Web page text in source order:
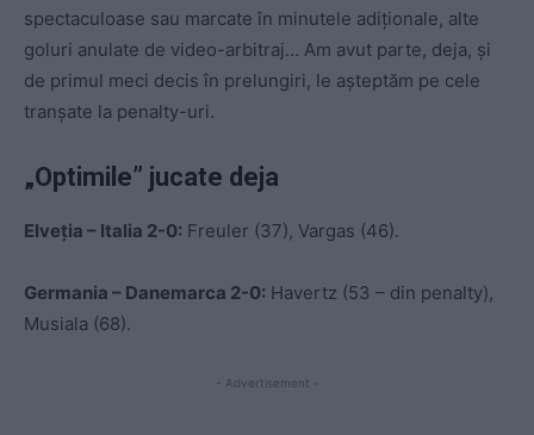
spectaculoase sau marcate în minutele adiționale, alte
goluri anulate de video-arbitraj… Am avut parte, deja, și
de primul meci decis în prelungiri, le așteptăm pe cele
tranșate la penalty-uri.
„Optimile” jucate deja
Elveția – Italia 2-0: Freuler (37), Vargas (46).
Germania – Danemarca 2-0: Havertz (53 – din penalty),
Musiala (68).
- Advertisement -